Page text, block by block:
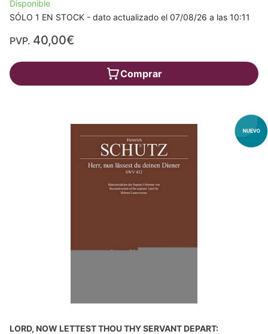
Disponible
SÓLO 1 EN STOCK - dato actualizado el 07/08/26 a las 10:11
PVP. 40,00€
Comprar
LORD, NOW LETTEST THOU THY SERVANT DEPART: